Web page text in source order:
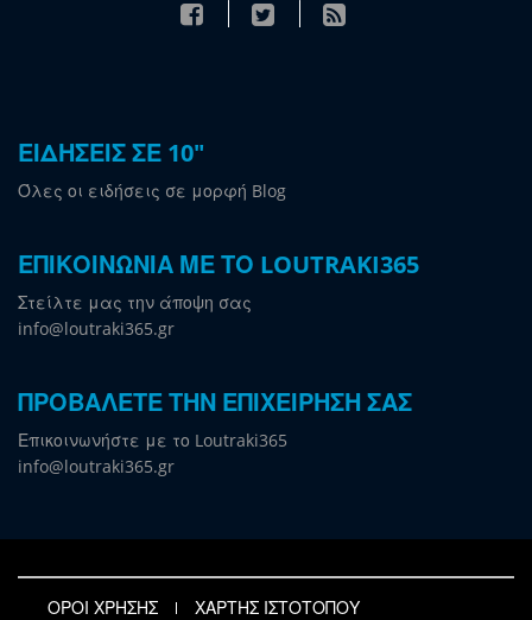
ΕΙΔΗΣΕΙΣ ΣΕ 10"
Όλες οι ειδήσεις σε μορφή Blog
ΕΠΙΚΟΙΝΩΝΙΑ ΜΕ ΤΟ LOUTRAKI365
Στείλτε μας την άποψη σας
info@loutraki365.gr
ΠΡΟΒΑΛΕΤΕ ΤΗΝ ΕΠΙΧΕΙΡΗΣΗ ΣΑΣ
Επικοινωνήστε με το Loutraki365
info@loutraki365.gr
ΟΡΟΙ ΧΡΗΣΗΣ
ΧΑΡΤΗΣ ΙΣΤΟΤΟΠΟΥ